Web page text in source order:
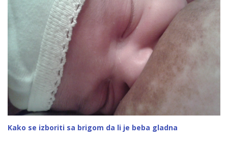
Kako se izboriti sa brigom da li je beba gladna